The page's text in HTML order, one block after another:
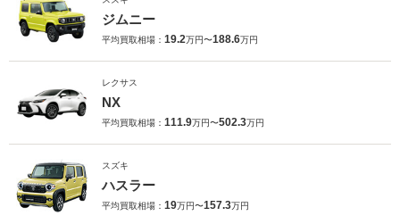
ジムニー
平均買取相場： 19.2万円〜188.6万円
レクサス
NX
平均買取相場： 111.9万円〜502.3万円
スズキ
ハスラー
平均買取相場： 19万円〜157.3万円